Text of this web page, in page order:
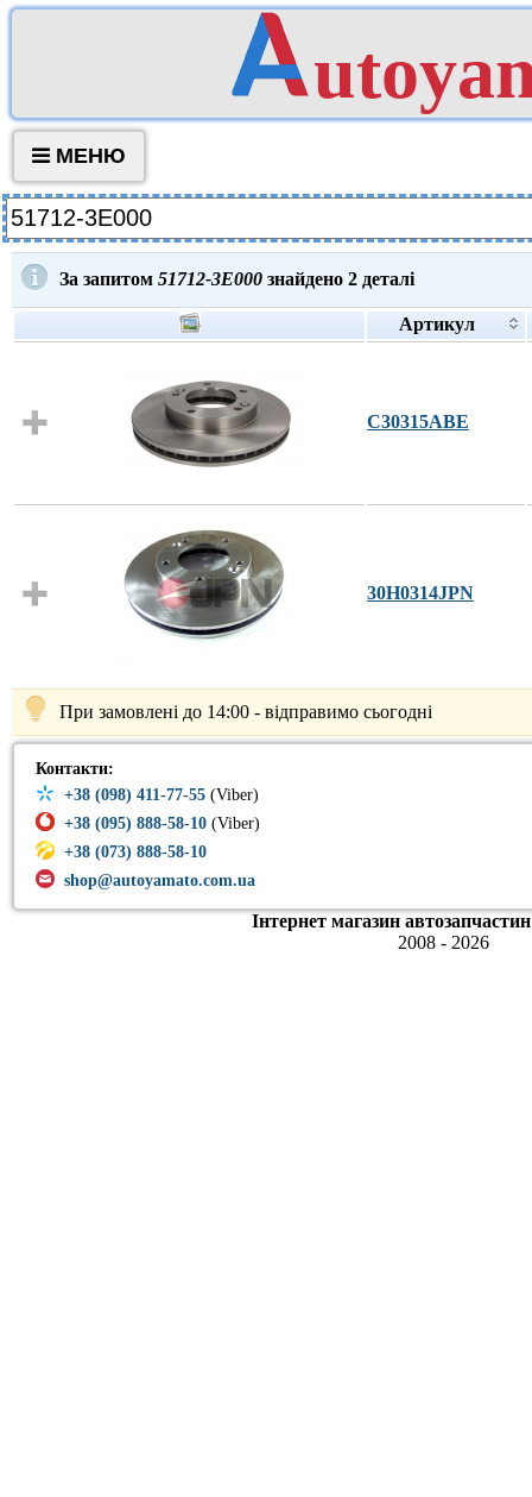
МЕНЮ
За запитом 51712-3E000 знайдено 2 деталі
Артикул
C30315ABE
30H0314JPN
При замовлені до 14:00 - відправимо сьогодні
Контакти:
+38 (098) 411-77-55 (Viber)
+38 (095) 888-58-10 (Viber)
+38 (073) 888-58-10
shop@autoyamato.com.ua
Інтернет магазин
2008 - 2026